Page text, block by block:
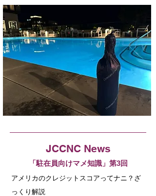
JCCNC News
「駐在員向けマメ知識」第3回
アメリカのクレジットスコアってナニ？ざ
っくり解説